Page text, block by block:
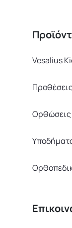
Vesalius
Ορθώσεις